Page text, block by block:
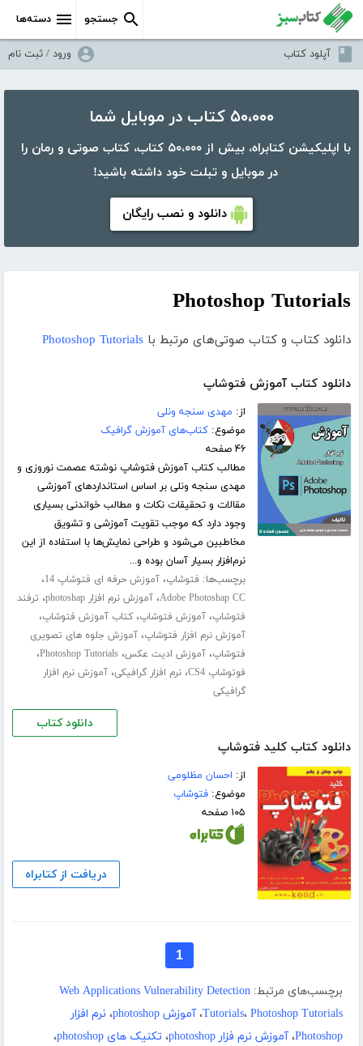
دسته‌ها جستجو
آپلود کتاب ورود / ثبت نام
۵۰،۰۰۰ کتاب در موبایل شما
با اپلیکیشن کتابراه، بیش از ۵۰،۰۰۰ کتاب، کتاب صوتی و رمان را
در موبایل و تبلت خود داشته باشید!
دانلود و نصب رایگان
Photoshop Tutorials
دانلود کتاب و کتاب صوتی‌های مرتبط با Photoshop Tutorials
دانلود کتاب آموزش فتوشاپ
از: مهدی سنجه ونلی
موضوع:کتاب‌های آموزش گرافیک
۴۶ صفحه
مطالب کتاب آموزش فتوشاپ نوشته عصمت نوروزی و
مهدی سنجه ونلی بر اساس استانداردهای آموزشی
مقالات و تحقیقات نکات و مطالب خواندنی بسیاری
وجود دارد که موجب تقویت آموزشی و تشویق
مخاطبین می‌شود و طراحی نمایش‌ها با استفاده از این
نرم‌افزار بسیار آسان بوده و...
برچسب‌ها: فتوشاپ،آموزش حرفه ای فتوشاپ 14 ،
Adobe Photoshap CC،آموزش نرم افزار photoshap ، ترفند
فتوشاپ،آموزش فتوشاپ،کتاب آموزش فتوشاپ،
آموزش نرم افزار فتوشاپ،آموزش جلوه های تصویری
فتوشاپ،آموزش ادیت عکس،Photoshop Tutorials،
فوتوشاپ CS4 ،نرم افزار گرافیکی،آموزش نرم افزار
گرافیکی
دانلود کتاب
دانلود کتاب کلید فتوشاپ
از: احسان مظلومی
موضوع:فتوشاپ
۱۰۵ صفحه
دریافت از کتابراه
1
برچسب‌های مرتبط: Web Applications Vulnerability Detection
Tutorials، Photoshop Tutorials ،آموزش photoshop ، نرم افزار
Photoshop،آموزش نرم فزار photoshop ، تکنیک های photoshop
،